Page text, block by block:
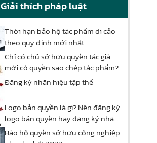
Giải thích pháp luật
Thời hạn bảo hộ tác phẩm di cảo
theo quy định mới nhất
Chỉ có chủ sở hữu quyền tác giả
mới có quyền sao chép tác phẩm?
Đăng ký nhãn hiệu tập thể
Logo bản quyền là gì? Nên đăng ký
logo bản quyền hay đăng ký nhãn
hiệu?
Bảo hộ quyền sở hữu công nghiệp